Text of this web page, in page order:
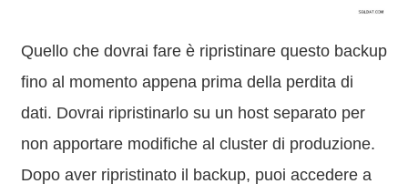
Quello che dovrai fare è ripristinare questo backup
fino al momento appena prima della perdita di
dati. Dovrai ripristinarlo su un host separato per
non apportare modifiche al cluster di produzione.
Dopo aver ripristinato il backup, puoi accedere a